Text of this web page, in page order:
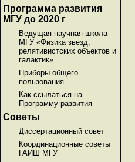
Программа развития
МГУ до 2020 г
Ведущая научная школа
МГУ «Физика звезд,
релятивистских объектов и
галактик»
Приборы общего
пользования
Как ссылаться на
Программу развития
Советы
Диссертационный совет
Координационные советы
ГАИШ МГУ